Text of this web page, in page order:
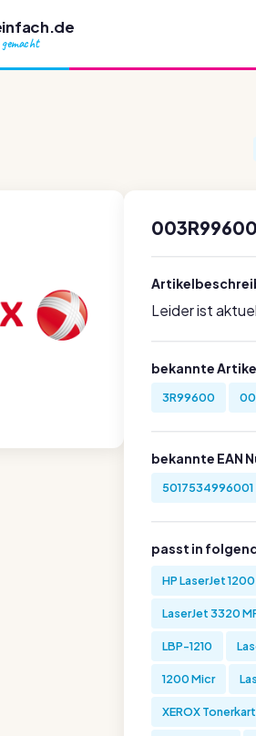
003R99600
Leider ist
bekannte
3R99600
bekannte EAN
5017534996001
passt in
HP LaserJet 1200
LaserJet 3320
LBP-1210
1200 Micr
XEROX